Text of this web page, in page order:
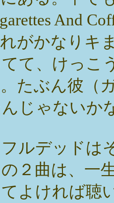
And
がかなりキ
て、けっこ
たぶん彼（
じゃないか
ルデッドは
２曲は、一
よければ聴